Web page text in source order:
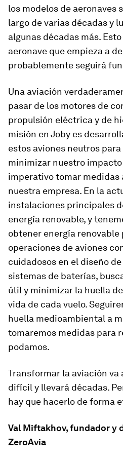
los modelos de aeronaves
largo de varias décadas y
algunas décadas más.
aeronave que empieza a
probablemente seguirá
Una aviación
pasar de los motores de
propulsión eléctrica y de
misión en Joby es
estos aviones neutros
minimizar nuestro
imperativo tomar medidas
nuestra empresa. En la
instalaciones principales
energía renovable, y
obtener energía renovable
operaciones de aviones
cuidadosos en el diseño
sistemas de baterías,
útil y minimizar la huella
vida de cada vuelo.
huella medioambiental a
tomaremos medidas para
podamos.
Transformar la aviación
difícil y llevará décadas.
hay que hacerlo de forma
Val Miftakhov, fundador y
ZeroAvia